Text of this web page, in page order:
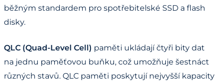
běžným standardem pro spotřebitelské SSD a flash
disky.
QLC (Quad-Level Cell) paměti ukládají čtyři bity dat
na jednu paměťovou buňku, což umožňuje šestnáct
různých stavů. QLC paměti poskytují nejvyšší kapacity